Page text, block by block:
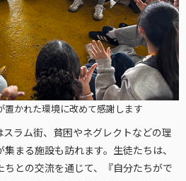
置かれた環境に改めて感謝します
ラム街、貧困やネグレクトなどの理
まる施設も訪れます。生徒たちは、
との交流を通じて、『自分たちがで